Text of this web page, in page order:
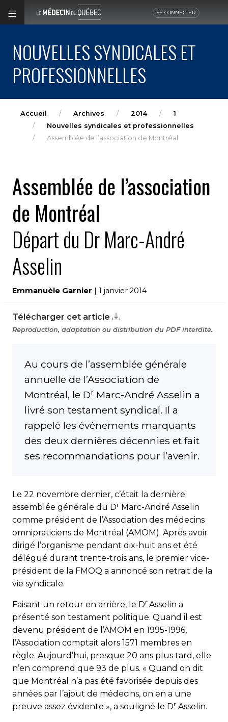
SE CONNECTER
NOUVELLES SYNDICALES ET
PROFESSIONNELLES
Accueil Archives 2014
1
Nouvelles syndicales et professionnelles
Assemblée de l’association de Montréal
Assemblée de l’association
de Montréal
Départ du Dr Marc-André
Asselin
Emmanuèle Garnier | 1 janvier 2014
Télécharger cet article
Reproduction, adaptation ou distribution du PDF interdite.
Au cours de l’assemblée générale
annuelle de l’Association de
Montréal, le Dr Marc-André Asselin a
livré son testament syndical. Il a
rappelé les événements marquants
des deux dernières décennies et fait
ses recommandations pour l’avenir.
Le 22 novembre dernier, c’était la dernière
assemblée générale du Dr Marc-André Asselin
comme président de l’Association des médecins
omnipraticiens de Montréal (AMOM). Après avoir
dirigé l’organisme pendant dix-huit ans et été
délégué durant trente-trois ans, le premier vice-
président de la FMOQ a annoncé son retrait de la
vie syndicale.
Faisant un retour en arrière, le Dr Asselin a
présenté son testament politique. Quand il est
devenu président de l’AMOM en 1995-1996,
l’Association comptait alors 1571 mem­bres en
règle. Aujourd’hui, presque 20 ans plus tard, elle
n’en comprend que 93 de plus. « Quand on dit
que Montréal n’a pas été favorisée depuis des
années par l’ajout de mé­decins, on en a une
preuve assez évidente », a souligné le Dr Asselin.